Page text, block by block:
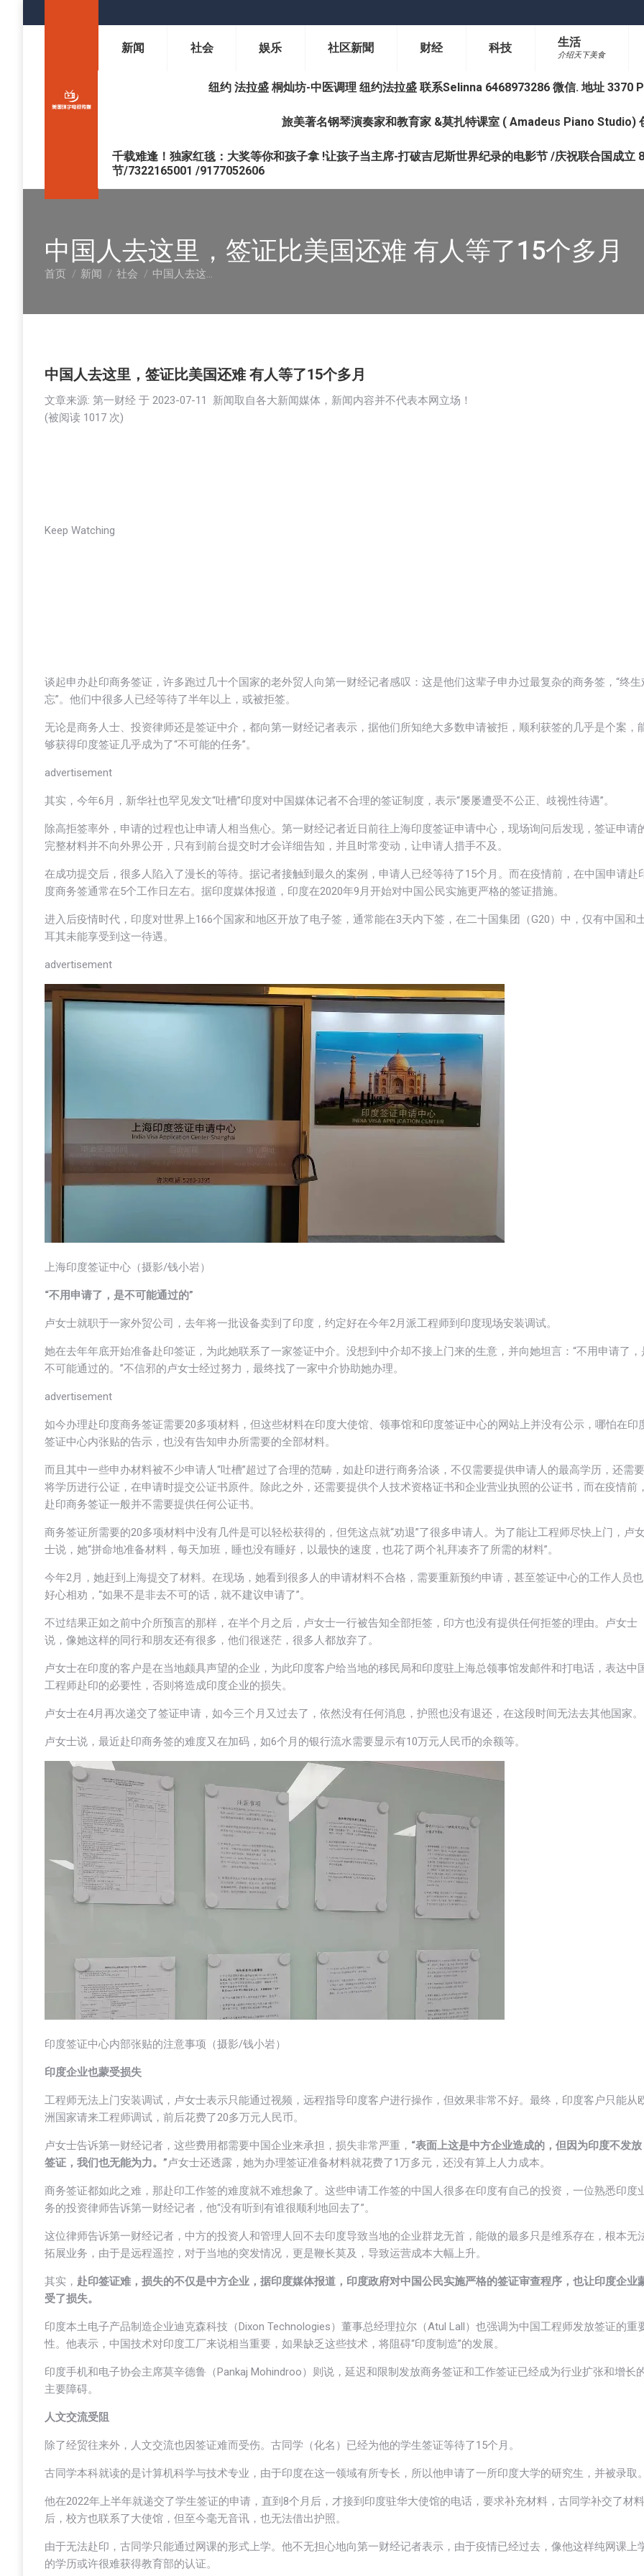
新闻 社会 娱乐 社区新聞 财经 科技 生活
介绍天下美食
纽约 法拉盛 桐灿坊-中医调理 纽约法拉盛 联系Selinna 6468973286 微信. 地址
旅美著名钢琴演奏家和教育家 &莫扎特课室 ( Amadeus Piano Studio)
千载难逢！独家红毯：大奖等你和孩子拿 !让孩子当主席-打破吉尼斯世界纪录的电影节 /庆祝联合国成立
节/7322165001 /9177052606
中国人去这里，签证比美国还难 有人等了15个多月
您在这里：
首页 新闻 社会 中国人去这…
中国人去这里，签证比美国还难 有人等了15个多月
文章来源: 第一财经 于 2023-07-11
新闻取自各大新闻媒体，新闻内容并不代表本网立场！
(被阅读 1017 次)
Keep Watching
谈起申办赴印商务签证，许多跑过几十个国家的老外贸人向第一财经记者感叹：这是他们这辈子申办过最复杂的商务签，“终生
忘”。他们中很多人已经等待了半年以上，或被拒签。
无论是商务人士、投资律师还是签证中介，都向第一财经记者表示，据他们所知绝大多数申请被拒，顺利获签的几乎是个案，
够获得印度签证几乎成为了“不可能的任务”。
advertisement
其实，今年6月，新华社也罕见发文“吐槽”印度对中国媒体记者不合理的签证制度，表示“屡屡遭受不公正、歧视性待遇”。
除高拒签率外，申请的过程也让申请人相当焦心。第一财经记者近日前往上海印度签证申请中心，现场询问后发现，签证申请
完整材料并不向外界公开，只有到前台提交时才会详细告知，并且时常变动，让申请人措手不及。
在成功提交后，很多人陷入了漫长的等待。据记者接触到最久的案例，申请人已经等待了15个月。而在疫情前，在中国申请赴
度商务签通常在5个工作日左右。据印度媒体报道，印度在2020年9月开始对中国公民实施更严格的签证措施。
进入后疫情时代，印度对世界上166个国家和地区开放了电子签，通常能在3天内下签，在二十国集团（G20）中，仅有中国和
耳其未能享受到这一待遇。
advertisement
上海印度签证中心（摄影/钱小岩）
“不用申请了，是不可能通过的”
卢女士就职于一家外贸公司，去年将一批设备卖到了印度，约定好在今年2月派工程师到印度现场安装调试。
她在去年年底开始准备赴印签证，为此她联系了一家签证中介。没想到中介却不接上门来的生意，并向她坦言：“不用申请了，
不可能通过的。”不信邪的卢女士经过努力，最终找了一家中介协助她办理。
advertisement
如今办理赴印度商务签证需要20多项材料，但这些材料在印度大使馆、领事馆和印度签证中心的网站上并没有公示，哪怕在印
签证中心内张贴的告示，也没有告知申办所需要的全部材料。
而且其中一些申办材料被不少申请人“吐槽”超过了合理的范畴，如赴印进行商务洽谈，不仅需要提供申请人的最高学历，还需要
将学历进行公证，在申请时提交公证书原件。除此之外，还需要提供个人技术资格证书和企业营业执照的公证书，而在疫情前
赴印商务签证一般并不需要提供任何公证书。
商务签证所需要的20多项材料中没有几件是可以轻松获得的，但凭这点就“劝退”了很多申请人。为了能让工程师尽快上门，卢
士说，她“拼命地准备材料，每天加班，睡也没有睡好，以最快的速度，也花了两个礼拜凑齐了所需的材料”。
今年2月，她赶到上海提交了材料。在现场，她看到很多人的申请材料不合格，需要重新预约申请，甚至签证中心的工作人员也
好心相劝，“如果不是非去不可的话，就不建议申请了”。
不过结果正如之前中介所预言的那样，在半个月之后，卢女士一行被告知全部拒签，印方也没有提供任何拒签的理由。卢女士
说，像她这样的同行和朋友还有很多，他们很迷茫，很多人都放弃了。
卢女士在印度的客户是在当地颇具声望的企业，为此印度客户给当地的移民局和印度驻上海总领事馆发邮件和打电话，表达中
工程师赴印的必要性，否则将造成印度企业的损失。
卢女士在4月再次递交了签证申请，如今三个月又过去了，依然没有任何消息，护照也没有退还，在这段时间无法去其他国家。
卢女士说，最近赴印商务签的难度又在加码，如6个月的银行流水需要显示有10万元人民币的余额等。
印度签证中心内部张贴的注意事项（摄影/钱小岩）
印度企业也蒙受损失
工程师无法上门安装调试，卢女士表示只能通过视频，远程指导印度客户进行操作，但效果非常不好。最终，印度客户只能从
洲国家请来工程师调试，前后花费了20多万元人民币。
卢女士告诉第一财经记者，这些费用都需要中国企业来承担，损失非常严重， “表面上这是中方企业造成的，但因为印度不发放
签证，我们也无能为力。”卢女士还透露，她为办理签证准备材料就花费了1万多元，还没有算上人力成本。
商务签证都如此之难，那赴印工作签的难度就不难想象了。这些申请工作签的中国人很多在印度有自己的投资，一位熟悉印度
务的投资律师告诉第一财经记者，他“没有听到有谁很顺利地回去了”。
这位律师告诉第一财经记者，中方的投资人和管理人回不去印度导致当地的企业群龙无首，能做的最多只是维系存在，根本无
拓展业务，由于是远程遥控，对于当地的突发情况，更是鞭长莫及，导致运营成本大幅上升。
其实， 赴印签证难，损失的不仅是中方企业，据印度媒体报道，印度政府对中国公民实施严格的签证审查程序，也让印度企业
受了损失。
印度本土电子产品制造企业迪克森科技（Dixon Technologies）董事总经理拉尔（Atul Lall）也强调为中国工程师发放签证的重
性。他表示，中国技术对印度工厂来说相当重要，如果缺乏这些技术，将阻碍“印度制造”的发展。
印度手机和电子协会主席莫辛德鲁（Pankaj Mohindroo）则说，延迟和限制发放商务签证和工作签证已经成为行业扩张和增长
主要障碍。
人文交流受阻
除了经贸往来外，人文交流也因签证难而受伤。古同学（化名）已经为他的学生签证等待了15个月。
古同学本科就读的是计算机科学与技术专业，由于印度在这一领域有所专长，所以他申请了一所印度大学的研究生，并被录取
他在2022年上半年就递交了学生签证的申请，直到8个月后，才接到印度驻华大使馆的电话，要求补充材料，古同学补交了材料
后，校方也联系了大使馆，但至今毫无音讯，也无法借出护照。
由于无法赴印，古同学只能通过网课的形式上学。他不无担心地向第一财经记者表示，由于疫情已经过去，像他这样纯网课上
的学历或许很难获得教育部的认证。